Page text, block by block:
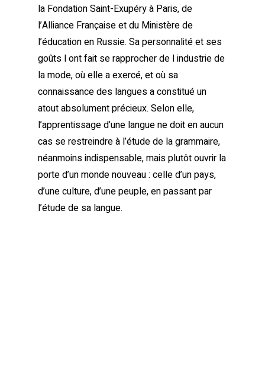
la Fondation Saint-Exupéry à Paris, de
l’Alliance Française et du Ministère de
l’éducation en Russie. Sa personnalité et ses
goûts l ont fait se rapprocher de l industrie de
la mode, où elle a exercé, et où sa
connaissance des langues a constitué un
atout absolument précieux. Selon elle,
l’apprentissage d’une langue ne doit en aucun
cas se restreindre à l’étude de la grammaire,
néanmoins indispensable, mais plutôt ouvrir la
porte d’un monde nouveau : celle d’un pays,
d’une culture, d’une peuple, en passant par
l’étude de sa langue.